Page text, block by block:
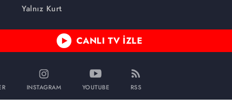
Yalnız Kurt
CANLI TV İZLE
INSTAGRAM YOUTUBE RSS